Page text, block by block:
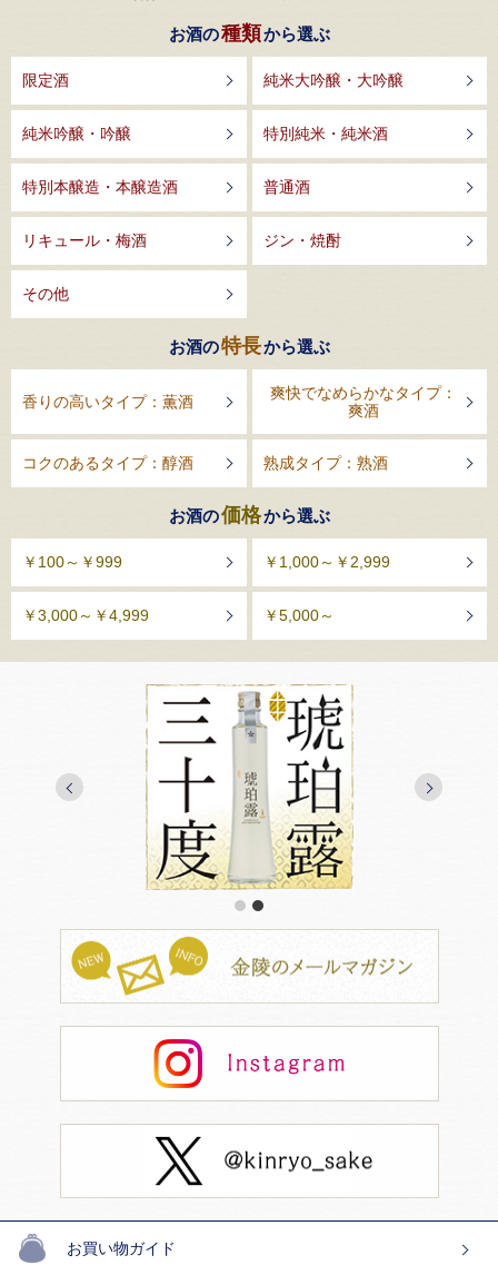
お酒の種類から選ぶ
限定酒 純米大吟醸・大吟醸
純米吟醸・吟醸 特別純米・純米酒
特別本醸造・本醸造酒 普通酒
リキュール・梅酒 ジン・焼酎
その他
お酒の特長から選ぶ
香りの高いタイプ：薫酒
爽快でなめらかなタイプ：
爽酒
コクのあるタイプ：醇酒 熟成タイプ：熟酒
お酒の価格から選ぶ
￥100～￥999 ￥1,000～￥2,999
￥3,000～￥4,999 ￥5,000～
1
お買い物ガイド